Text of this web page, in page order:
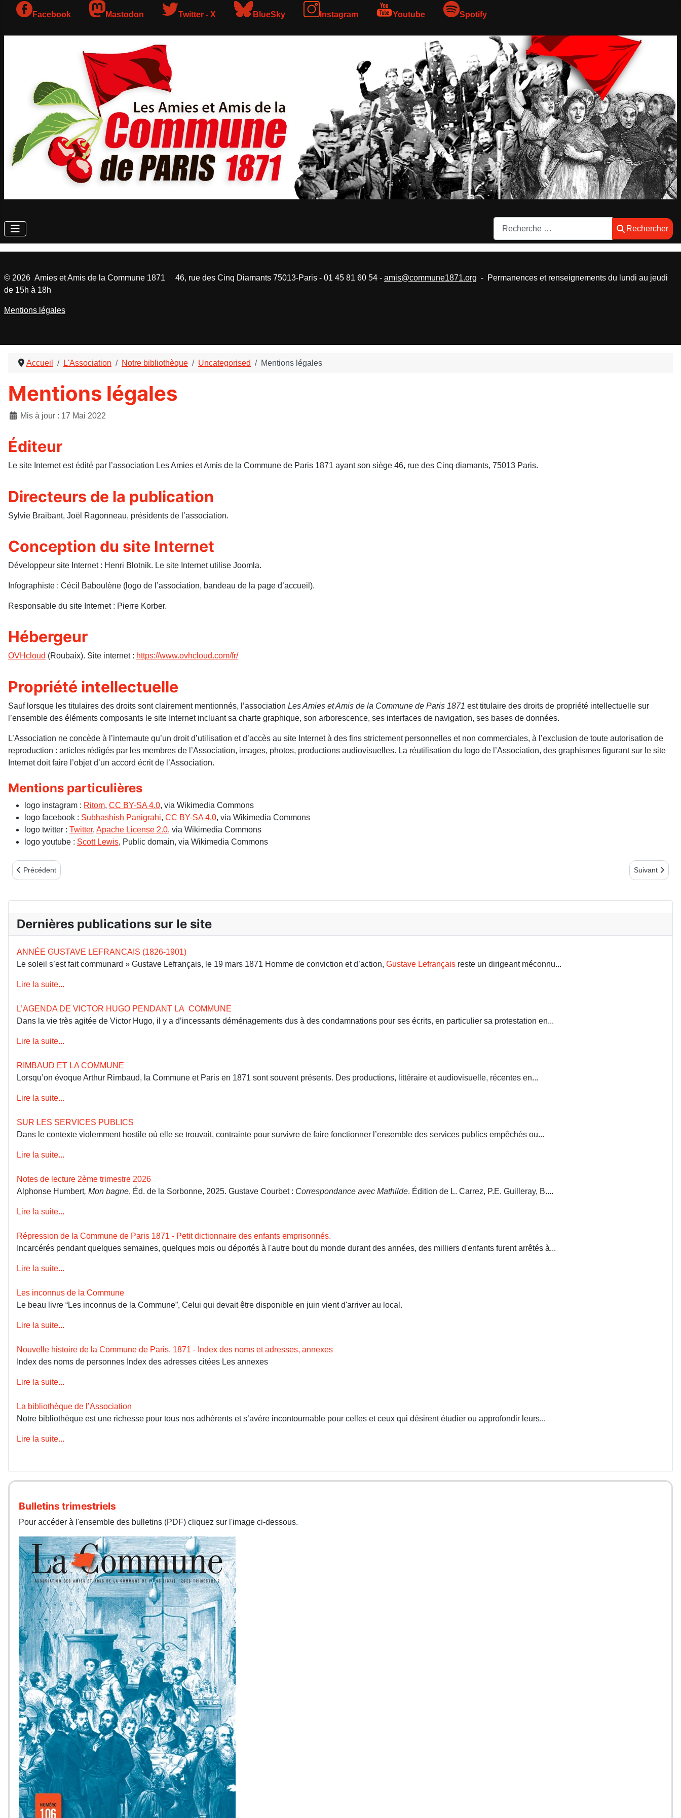
Facebook Mastodon Twitter - X BlueSky Instagram Youtube Spotify
Rechercher
Rechercher
Accueil L'Association Notre bibliothèque Uncategorised Mentions légales
Mentions légales
DétailsMis à jour : 17 Mai 2022
Éditeur
Le site Internet est édité par l’association Les Amies et Amis de la Commune de Paris 1871 ayant son siège 46, rue des Cinq diamants, 75013 Paris.
Directeurs de la publication
Sylvie Braibant, Joël Ragonneau, présidents de l’association.
Conception du site Internet
Développeur site Internet : Henri Blotnik. Le site Internet utilise Joomla.
Infographiste : Cécil Baboulène (logo de l’association, bandeau de la page d’accueil).
Responsable du site Internet : Pierre Korber.
Hébergeur
OVHcloud (Roubaix). Site internet : https://www.ovhcloud.com/fr/
Propriété intellectuelle
Sauf lorsque les titulaires des droits sont clairement mentionnés, l’association Les Amies et Amis de la Commune de Paris 1871 est titulaire des droits de propriété intellectuelle sur
l’ensemble des éléments composants le site Internet incluant sa charte graphique, son arborescence, ses interfaces de navigation, ses bases de données.
L’Association ne concède à l’internaute qu’un droit d’utilisation et d’accès au site Internet à des fins strictement personnelles et non commerciales, à l’exclusion de toute autorisation de
reproduction : articles rédigés par les membres de l’Association, images, photos, productions audiovisuelles. La réutilisation du logo de l’Association, des graphismes figurant sur le site
Internet doit faire l’objet d’un accord écrit de l’Association.
Mentions particulières
logo instagram : Ritom, CC BY-SA 4.0, via Wikimedia Commons
logo facebook : Subhashish Panigrahi, CC BY-SA 4.0, via Wikimedia Commons
logo twitter : Twitter, Apache License 2.0, via Wikimedia Commons
logo youtube : Scott Lewis, Public domain, via Wikimedia Commons
Article précédent : essai bulletin
Précédent Article
Suivant
Dernières publications sur le site
ANNÉE GUSTAVE LEFRANCAIS (1826-1901)
Le soleil s’est fait communard » Gustave Lefrançais, le 19 mars 1871 Homme de conviction et d’action, Gustave Lefrançais reste un dirigeant méconnu...
Lire la suite...
L’AGENDA DE VICTOR HUGO PENDANT LA COMMUNE
Dans la vie très agitée de Victor Hugo, il y a d’incessants déménagements dus à des condamnations pour ses écrits, en particulier sa protestation en...
Lire la suite...
RIMBAUD ET LA COMMUNE
Lorsqu’on évoque Arthur Rimbaud, la Commune et Paris en 1871 sont souvent présents. Des productions, littéraire et audiovisuelle, récentes en...
Lire la suite...
SUR LES SERVICES PUBLICS
Dans le contexte violemment hostile où elle se trouvait, contrainte pour survivre de faire fonctionner l’ensemble des services publics empêchés ou...
Lire la suite...
Notes de lecture 2ème trimestre 2026
Alphonse Humbert, Mon bagne, Éd. de la Sorbonne, 2025. Gustave Courbet : Correspondance avec Mathilde. Édition de L. Carrez, P.E. Guilleray, B....
Lire la suite...
Répression de la Commune de Paris 1871 - Petit dictionnaire des enfants emprisonnés.
Incarcérés pendant quelques semaines, quelques mois ou déportés à l'autre bout du monde durant des années, des milliers d'enfants furent arrêtés à...
Lire la suite...
Les inconnus de la Commune
Le beau livre “Les inconnus de la Commune”, Celui qui devait être disponible en juin vient d'arriver au local.
Lire la suite...
Nouvelle histoire de la Commune de Paris, 1871 - Index des noms et adresses, annexes
Index des noms de personnes Index des adresses citées Les annexes
Lire la suite...
La bibliothèque de l’Association
Notre bibliothèque est une richesse pour tous nos adhérents et s’avère incontournable pour celles et ceux qui désirent étudier ou approfondir leurs...
Lire la suite...
Bulletins trimestriels
Pour accéder à l'ensemble des bulletins (PDF) cliquez sur l'image ci-dessous.
© 2026 Amies et Amis de la Commune 1871 46, rue des Cinq Diamants 75013-Paris - 01 45 81 60 54 - amis@commune1871.org - Permanences et renseignements du lundi au jeudi
de 15h à 18h
Mentions légales